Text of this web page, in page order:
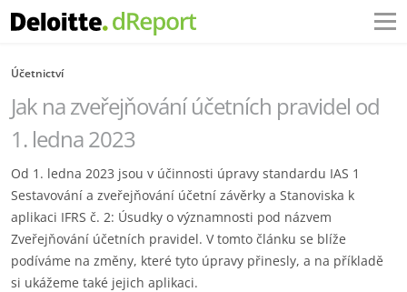
Účetnictví
Jak na zveřejňování účetních pravidel od
1. ledna 2023
Od 1. ledna 2023 jsou v účinnosti úpravy standardu IAS 1
Sestavování a zveřejňování účetní závěrky a Stanoviska k
aplikaci IFRS č. 2: Úsudky o významnosti pod názvem
Zveřejňování účetních pravidel. V tomto článku se blíže
podíváme na změny, které tyto úpravy přinesly, a na příkladě
si ukážeme také jejich aplikaci.